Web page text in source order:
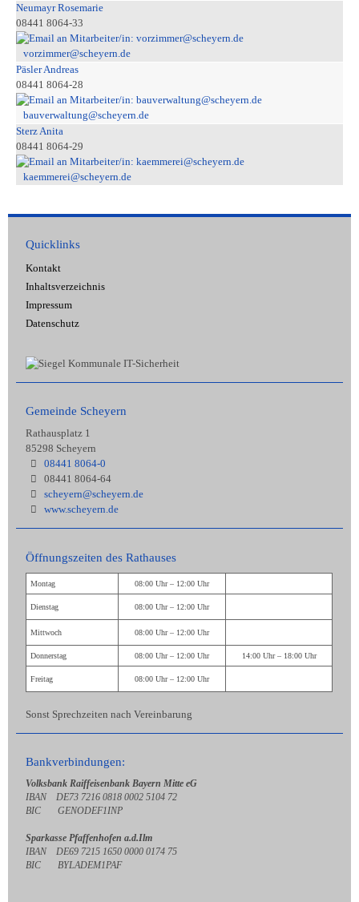
Neumayr Rosemarie
08441 8064-33
vorzimmer@scheyern.de
Päsler Andreas
08441 8064-28
bauverwaltung@scheyern.de
Sterz Anita
08441 8064-29
kaemmerei@scheyern.de
Quicklinks
Kontakt
Inhaltsverzeichnis
Impressum
Datenschutz
Gemeinde Scheyern
Rathausplatz 1
85298 Scheyern
08441 8064-0
08441 8064-64
scheyern@scheyern.de
www.scheyern.de
Öffnungszeiten des Rathauses
Montag 08:00 Uhr – 12:00 Uhr
Dienstag 08:00 Uhr – 12:00 Uhr
Mittwoch 08:00 Uhr – 12:00 Uhr
Donnerstag 08:00 Uhr – 12:00 Uhr 14:00 Uhr – 18:00 Uhr
Freitag 08:00 Uhr – 12:00 Uhr
Sonst Sprechzeiten nach Vereinbarung
Bankverbindungen:
Volksbank Raiffeisenbank Bayern Mitte eG
IBAN DE73 7216 0818 0002 5104 72
BIC GENODEF1INP
Sparkasse Pfaffenhofen a.d.Ilm
IBAN DE69 7215 1650 0000 0174 75
BIC BYLADEM1PAF